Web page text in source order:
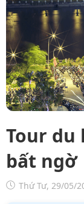
Tour du
bất ngờ
Thứ Tư, 29/05/